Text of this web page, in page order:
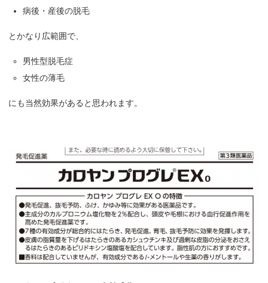
病後・産後の脱毛
とかなり広範囲で、
男性型脱毛症
女性の薄毛
にも当然効果があると思われます。